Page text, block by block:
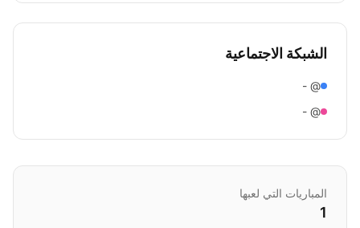
الشبكة الاجتماعية
@ -
@ -
المباريات التي لعبها
1